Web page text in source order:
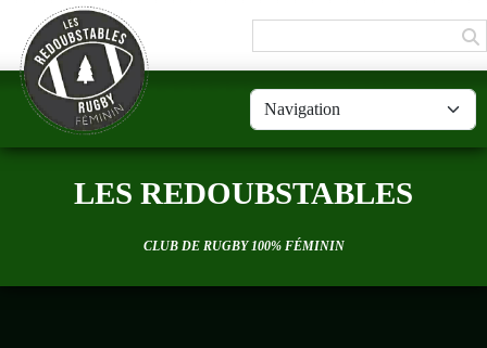
LES REDOUBSTABLES
CLUB DE RUGBY 100% FÉMININ
Panneau de gestion des cookies